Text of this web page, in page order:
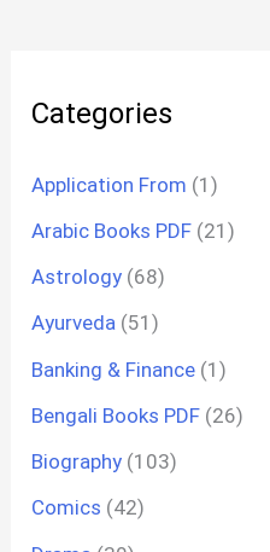
Categories
Application From (1)
Arabic Books PDF (21)
Astrology (68)
Ayurveda (51)
Banking & Finance (1)
Bengali Books PDF (26)
Biography (103)
Comics (42)